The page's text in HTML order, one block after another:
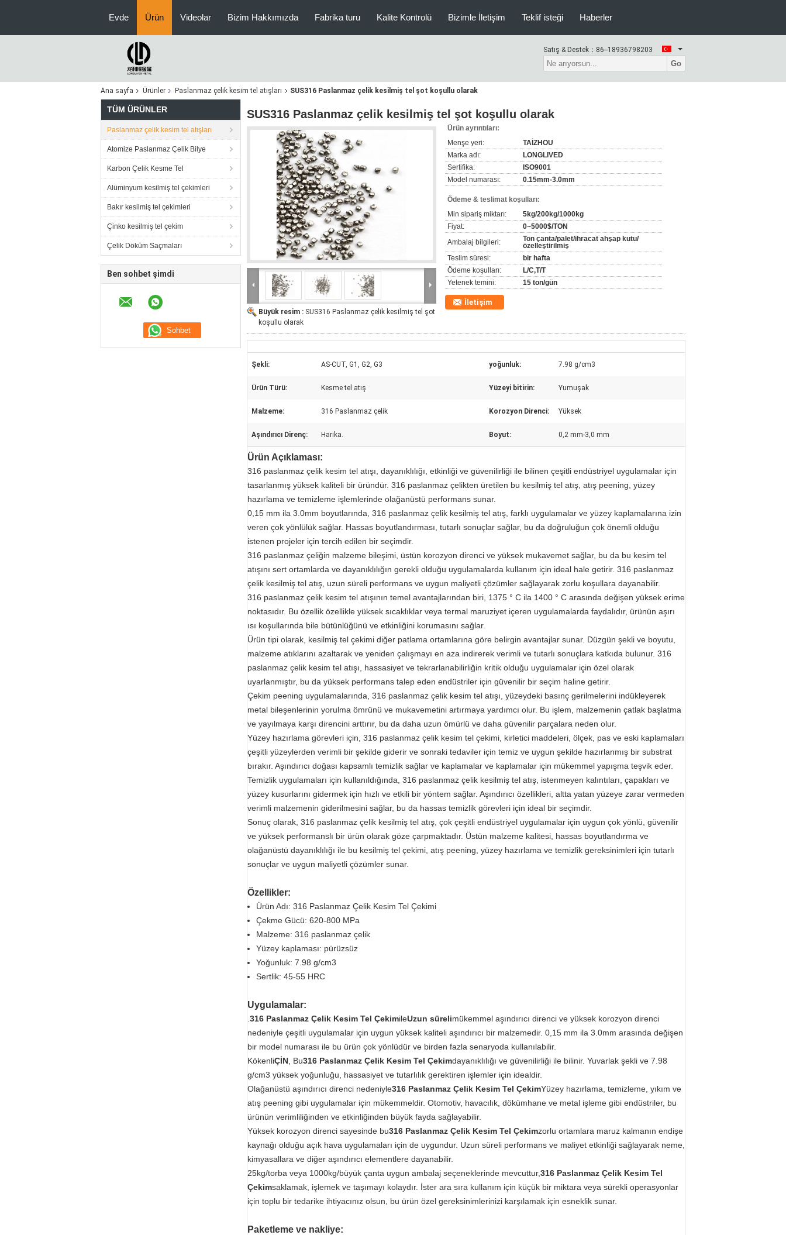
Evde Ürün Videolar Bizim Hakkımızda Fabrika turu Kalite Kontrolü Bizimle İletişim Teklif isteği Haberler
Satış & Destek： 86--18936798203
Go
Ana sayfa Ürünler Paslanmaz çelik kesim tel atışları SUS316 Paslanmaz çelik kesilmiş tel şot koşullu olarak
TÜM ÜRÜNLER
Paslanmaz çelik kesim tel atışları
Atomize Paslanmaz Çelik Bilye
Karbon Çelik Kesme Tel
Alüminyum kesilmiş tel çekimleri
Bakır kesilmiş tel çekimleri
Çinko kesilmiş tel çekim
Çelik Döküm Saçmaları
Ben sohbet şimdi
SUS316 Paslanmaz çelik kesilmiş tel şot koşullu olarak
Büyük resim : SUS316 Paslanmaz çelik kesilmiş tel şot
koşullu olarak
Ürün ayrıntıları:
Menşe yeri:
TAİZHOU
Marka adı:
LONGLIVED
Sertifika:
ISO9001
Model numarası:
0.15mm-3.0mm
Ödeme & teslimat koşulları:
Min sipariş miktarı:
5kg/200kg/1000kg
Fiyat:
0~5000$/TON
Ambalaj bilgileri:
Ton çanta/palet/ihracat ahşap kutu/
özelleştirilmiş
Teslim süresi:
bir hafta
Ödeme koşulları:
L/C,T/T
Yetenek temini:
15 ton/gün
İletişim
Şekli: AS-CUT, G1, G2, G3 yoğunluk: 7.98 g/cm3
Ürün Türü: Kesme tel atış Yüzeyi bitirin: Yumuşak
Malzeme: 316 Paslanmaz çelik Korozyon Direnci: Yüksek
Aşındırıcı Direnç: Harika. Boyut: 0,2 mm-3,0 mm
Ürün Açıklaması:
316 paslanmaz çelik kesim tel atışı, dayanıklılığı, etkinliği ve güvenilirliği ile bilinen çeşitli endüstriyel uygulamalar için
tasarlanmış yüksek kaliteli bir üründür. 316 paslanmaz çelikten üretilen bu kesilmiş tel atış, atış peening, yüzey
hazırlama ve temizleme işlemlerinde olağanüstü performans sunar.
0,15 mm ila 3.0mm boyutlarında, 316 paslanmaz çelik kesilmiş tel atış, farklı uygulamalar ve yüzey kaplamalarına izin
veren çok yönlülük sağlar. Hassas boyutlandırması, tutarlı sonuçlar sağlar, bu da doğruluğun çok önemli olduğu
istenen projeler için tercih edilen bir seçimdir.
316 paslanmaz çeliğin malzeme bileşimi, üstün korozyon direnci ve yüksek mukavemet sağlar, bu da bu kesim tel
atışını sert ortamlarda ve dayanıklılığın gerekli olduğu uygulamalarda kullanım için ideal hale getirir. 316 paslanmaz
çelik kesilmiş tel atış, uzun süreli performans ve uygun maliyetli çözümler sağlayarak zorlu koşullara dayanabilir.
316 paslanmaz çelik kesim tel atışının temel avantajlarından biri, 1375 ° C ila 1400 ° C arasında değişen yüksek erime
noktasıdır. Bu özellik özellikle yüksek sıcaklıklar veya termal maruziyet içeren uygulamalarda faydalıdır, ürünün aşırı
ısı koşullarında bile bütünlüğünü ve etkinliğini korumasını sağlar.
Ürün tipi olarak, kesilmiş tel çekimi diğer patlama ortamlarına göre belirgin avantajlar sunar. Düzgün şekli ve boyutu,
malzeme atıklarını azaltarak ve yeniden çalışmayı en aza indirerek verimli ve tutarlı sonuçlara katkıda bulunur. 316
paslanmaz çelik kesim tel atışı, hassasiyet ve tekrarlanabilirliğin kritik olduğu uygulamalar için özel olarak
uyarlanmıştır, bu da yüksek performans talep eden endüstriler için güvenilir bir seçim haline getirir.
Çekim peening uygulamalarında, 316 paslanmaz çelik kesim tel atışı, yüzeydeki basınç gerilmelerini indükleyerek
metal bileşenlerinin yorulma ömrünü ve mukavemetini artırmaya yardımcı olur. Bu işlem, malzemenin çatlak başlatma
ve yayılmaya karşı direncini arttırır, bu da daha uzun ömürlü ve daha güvenilir parçalara neden olur.
Yüzey hazırlama görevleri için, 316 paslanmaz çelik kesim tel çekimi, kirletici maddeleri, ölçek, pas ve eski kaplamaları
çeşitli yüzeylerden verimli bir şekilde giderir ve sonraki tedaviler için temiz ve uygun şekilde hazırlanmış bir substrat
bırakır. Aşındırıcı doğası kapsamlı temizlik sağlar ve kaplamalar ve kaplamalar için mükemmel yapışma teşvik eder.
Temizlik uygulamaları için kullanıldığında, 316 paslanmaz çelik kesilmiş tel atış, istenmeyen kalıntıları, çapakları ve
yüzey kusurlarını gidermek için hızlı ve etkili bir yöntem sağlar. Aşındırıcı özellikleri, altta yatan yüzeye zarar vermeden
verimli malzemenin giderilmesini sağlar, bu da hassas temizlik görevleri için ideal bir seçimdir.
Sonuç olarak, 316 paslanmaz çelik kesilmiş tel atış, çok çeşitli endüstriyel uygulamalar için uygun çok yönlü, güvenilir
ve yüksek performanslı bir ürün olarak göze çarpmaktadır. Üstün malzeme kalitesi, hassas boyutlandırma ve
olağanüstü dayanıklılığı ile bu kesilmiş tel çekimi, atış peening, yüzey hazırlama ve temizlik gereksinimleri için tutarlı
sonuçlar ve uygun maliyetli çözümler sunar.
Özellikler:
Ürün Adı: 316 Paslanmaz Çelik Kesim Tel Çekimi
Çekme Gücü: 620-800 MPa
Malzeme: 316 paslanmaz çelik
Yüzey kaplaması: pürüzsüz
Yoğunluk: 7.98 g/cm3
Sertlik: 45-55 HRC
Uygulamalar:
316 Paslanmaz Çelik Kesim Tel ÇekimileUzun sürelimükemmel aşındırıcı direnci ve yüksek korozyon direnci
nedeniyle çeşitli uygulamalar için uygun yüksek kaliteli aşındırıcı bir malzemedir. 0,15 mm ila 3.0mm arasında değişen
bir model numarası ile bu ürün çok yönlüdür ve birden fazla senaryoda kullanılabilir.
KökenliÇİN , Bu316 Paslanmaz Çelik Kesim Tel Çekimdayanıklılığı ve güvenilirliği ile bilinir. Yuvarlak şekli ve 7.98
g/cm3 yüksek yoğunluğu, hassasiyet ve tutarlılık gerektiren işlemler için idealdir.
Olağanüstü aşındırıcı direnci nedeniyle316 Paslanmaz Çelik Kesim Tel ÇekimYüzey hazırlama, temizleme, yıkım ve
atış peening gibi uygulamalar için mükemmeldir. Otomotiv, havacılık, dökümhane ve metal işleme gibi endüstriler, bu
ürünün verimliliğinden ve etkinliğinden büyük fayda sağlayabilir.
Yüksek korozyon direnci sayesinde bu316 Paslanmaz Çelik Kesim Tel Çekimzorlu ortamlara maruz kalmanın endişe
kaynağı olduğu açık hava uygulamaları için de uygundur. Uzun süreli performans ve maliyet etkinliği sağlayarak neme,
kimyasallara ve diğer aşındırıcı elementlere dayanabilir.
25kg/torba veya 1000kg/büyük çanta uygun ambalaj seçeneklerinde mevcuttur,316 Paslanmaz Çelik Kesim Tel
Çekimsaklamak, işlemek ve taşımayı kolaydır. İster ara sıra kullanım için küçük bir miktara veya sürekli operasyonlar
için toplu bir tedarike ihtiyacınız olsun, bu ürün özel gereksinimlerinizi karşılamak için esneklik sunar.
Paketleme ve nakliye: